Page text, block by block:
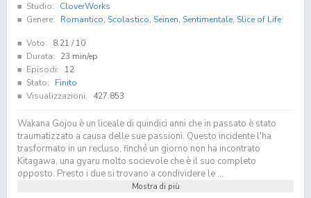
Studio:
CloverWorks
Genere:
Romantico, Scolastico, Seinen, Sentimentale, Slice of Life
Voto: 8.21 / 10
Durata:
23 min/ep
Episodi:
12
Stato:
Finito
Visualizzazioni:
427.853
Wakana Gojou è un liceale di quindici anni che in passato è stato
traumatizzato a causa delle sue passioni. Questo incidente l'ha
trasformato in un recluso, finché un giorno non ha incontrato
Kitagawa, una gyaru molto socievole che è il suo completo
opposto. Presto i due si trovano a condividere le ...
Mostra di più